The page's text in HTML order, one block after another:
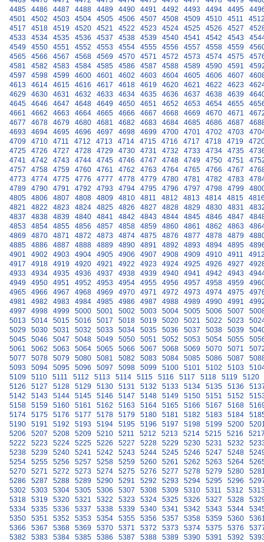
4485
4486 4487 4488 4489 4490 4491 4492 4493 4494 4495
4501
4502 4503 4504 4505 4506 4507 4508 4509 4510 4511
4517
4518 4519 4520 4521 4522 4523 4524 4525 4526 4527
4533
4534 4535 4536 4537 4538 4539 4540 4541 4542 4543
4549
4550 4551 4552 4553 4554 4555 4556 4557 4558 4559
4565
4566 4567 4568 4569 4570 4571 4572 4573 4574 4575
4581
4582 4583 4584 4585 4586 4587 4588 4589 4590 4591
4597
4598 4599 4600 4601 4602 4603 4604 4605 4606 4607
4613
4614 4615 4616 4617 4618 4619 4620 4621 4622 4623
4629
4630 4631 4632 4633 4634 4635 4636 4637 4638 4639
4645
4646 4647 4648 4649 4650 4651 4652 4653 4654 4655
4661
4662 4663 4664 4665 4666 4667 4668 4669 4670 4671
4677
4678 4679 4680 4681 4682 4683 4684 4685 4686 4687
4693
4694 4695 4696 4697 4698 4699 4700 4701 4702 4703
4709
4710 4711 4712 4713 4714 4715 4716 4717 4718 4719
4725
4726 4727 4728 4729 4730 4731 4732 4733 4734 4735
4741
4742 4743 4744 4745 4746 4747 4748 4749 4750 4751
4757
4758 4759 4760 4761 4762 4763 4764 4765 4766 4767
4773
4774 4775 4776 4777 4778 4779 4780 4781 4782 4783
4789
4790 4791 4792 4793 4794 4795 4796 4797 4798 4799
4805
4806 4807 4808 4809 4810 4811 4812 4813 4814 4815
4821
4822 4823 4824 4825 4826 4827 4828 4829 4830 4831
4837
4838 4839 4840 4841 4842 4843 4844 4845 4846 4847
4853
4854 4855 4856 4857 4858 4859 4860 4861 4862 4863
4869
4870 4871 4872 4873 4874 4875 4876 4877 4878 4879
4885
4886 4887 4888 4889 4890 4891 4892 4893 4894 4895
4901
4902 4903 4904 4905 4906 4907 4908 4909 4910 4911
4917
4918 4919 4920 4921 4922 4923 4924 4925 4926 4927
4933
4934 4935 4936 4937 4938 4939 4940 4941 4942 4943
4949
4950 4951 4952 4953 4954 4955 4956 4957 4958 4959
4965
4966 4967 4968 4969 4970 4971 4972 4973 4974 4975
4981
4982 4983 4984 4985 4986 4987 4988 4989 4990 4991
4997
4998 4999 5000 5001 5002 5003 5004 5005 5006 5007
5013
5014 5015 5016 5017 5018 5019 5020 5021 5022 5023
5029
5030 5031 5032 5033 5034 5035 5036 5037 5038 5039
5045
5046 5047 5048 5049 5050 5051 5052 5053 5054 5055
5061
5062 5063 5064 5065 5066 5067 5068 5069 5070 5071
5077
5078 5079 5080 5081 5082 5083 5084 5085 5086 5087
5093
5094 5095 5096 5097 5098 5099 5100 5101 5102 5103
5109
5110 5111 5112 5113 5114 5115 5116 5117 5118 5119
5120
5126
5127 5128 5129 5130 5131 5132 5133 5134 5135 5136
5142
5143 5144 5145 5146 5147 5148 5149 5150 5151 5152
5158
5159 5160 5161 5162 5163 5164 5165 5166 5167 5168
5174
5175 5176 5177 5178 5179 5180 5181 5182 5183 5184
5190
5191 5192 5193 5194 5195 5196 5197 5198 5199 5200
5206
5207 5208 5209 5210 5211 5212 5213 5214 5215 5216
5222
5223 5224 5225 5226 5227 5228 5229 5230 5231 5232
5238
5239 5240 5241 5242 5243 5244 5245 5246 5247 5248
5254
5255 5256 5257 5258 5259 5260 5261 5262 5263 5264
5270
5271 5272 5273 5274 5275 5276 5277 5278 5279 5280
5286
5287 5288 5289 5290 5291 5292 5293 5294 5295 5296
5302
5303 5304 5305 5306 5307 5308 5309 5310 5311 5312
5318
5319 5320 5321 5322 5323 5324 5325 5326 5327 5328
5334
5335 5336 5337 5338 5339 5340 5341 5342 5343 5344
5350
5351 5352 5353 5354 5355 5356 5357 5358 5359 5360
5366
5367 5368 5369 5370 5371 5372 5373 5374 5375 5376
5382
5383 5384 5385 5386 5387 5388 5389 5390 5391 5392